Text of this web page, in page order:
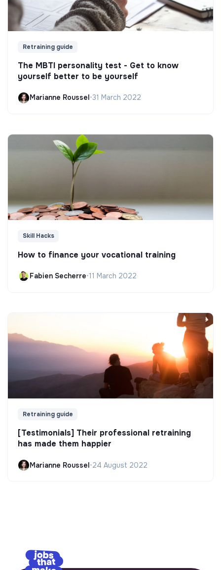
Retraining guide
The MBTI personality test - Get to know
yourself better to be yourself
Marianne Roussel •31 March 2022
Skill Hacks
How to finance your vocational training
Fabien Secherre•11 March 2022
Retraining guide
[Testimonials] Their professional retraining
has made them happier
Marianne Roussel•24 August 2022